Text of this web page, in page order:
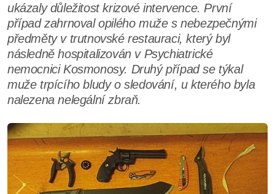
ukázaly důležitost krizové intervence. První
případ zahrnoval opilého muže s nebezpečnými
předměty v trutnovské restauraci, který byl
následně hospitalizován v Psychiatrické
nemocnici Kosmonosy. Druhý případ se týkal
muže trpícího bludy o sledování, u kterého byla
nalezena nelegální zbraň.